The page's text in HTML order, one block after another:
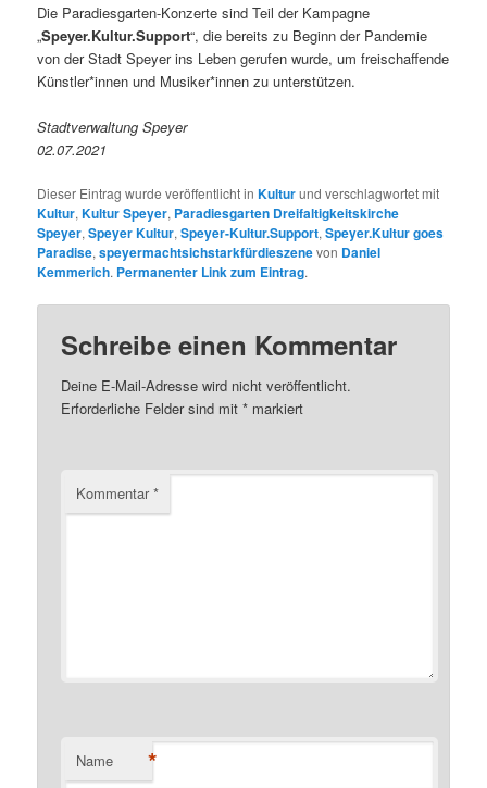
Die Paradiesgarten-Konzerte sind Teil der Kampagne
„Speyer.Kultur.Support“, die bereits zu Beginn der Pandemie
von der Stadt Speyer ins Leben gerufen wurde, um freischaffende
Künstler*innen und Musiker*innen zu unterstützen.
Stadtverwaltung Speyer
02.07.2021
Dieser Eintrag wurde veröffentlicht inKulturund verschlagwortet mit
Kultur,Kultur Speyer, Paradiesgarten Dreifaltigkeitskirche
Speyer,Speyer Kultur,Speyer-Kultur.Support,Speyer.Kultur goes
Paradise,speyermachtsichstarkfürdieszenevon Daniel
Kemmerich. Permanenter Link zum Eintrag.
Schreibe einen Kommentar
Deine E-Mail-Adresse wird nicht veröffentlicht.
Erforderliche Felder sind mit* markiert
Kommentar*
Name *